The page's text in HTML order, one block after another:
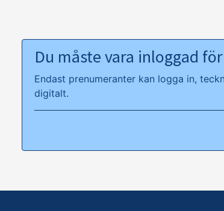
Du måste vara inloggad
Endast prenumeranter kan logga in,
digitalt.